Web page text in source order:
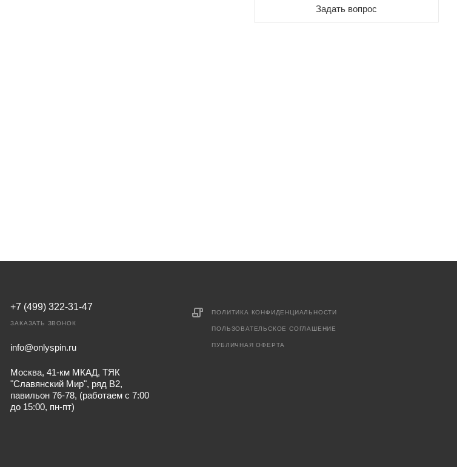
Задать вопрос
+7 (499) 322-31-47
ЗАКАЗАТЬ ЗВОНОК
info@onlyspin.ru
Москва, 41-км МКАД, ТЯК
"Славянский Мир", ряд В2,
павильон 76-78, (работаем с 7:00
до 15:00, пн-пт)
ПОЛИТИКА КОНФИДЕНЦИАЛЬНОСТИ
ПОЛЬЗОВАТЕЛЬСКОЕ СОГЛАШЕНИЕ
ПУБЛИЧНАЯ ОФЕРТА